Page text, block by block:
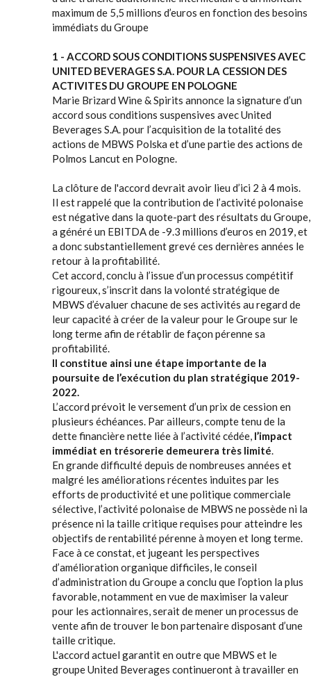
maximum de 5,5 millions d’euros en fonction des besoins
immédiats du Groupe
1 - ACCORD SOUS CONDITIONS SUSPENSIVES AVEC
UNITED BEVERAGES S.A. POUR LA CESSION DES
ACTIVITES DU GROUPE EN POLOGNE
Marie Brizard Wine & Spirits annonce la signature d’un
accord sous conditions suspensives avec United
Beverages S.A. pour l’acquisition de la totalité des
actions de MBWS Polska et d’une partie des actions de
Polmos Lancut en Pologne.
La clôture de l'accord devrait avoir lieu d’ici 2 à 4 mois.
Il est rappelé que la contribution de l’activité polonaise
est négative dans la quote-part des résultats du Groupe,
a généré un EBITDA de -9.3 millions d’euros en 2019, et
a donc substantiellement grevé ces dernières années le
retour à la profitabilité.
Cet accord, conclu à l’issue d’un processus compétitif
rigoureux, s’inscrit dans la volonté stratégique de
MBWS d’évaluer chacune de ses activités au regard de
leur capacité à créer de la valeur pour le Groupe sur le
long terme afin de rétablir de façon pérenne sa
profitabilité.
Il constitue ainsi une étape importante de la
poursuite de l’exécution du plan stratégique 2019-
2022.
L’accord prévoit le versement d’un prix de cession en
plusieurs échéances. Par ailleurs, compte tenu de la
dette financière nette liée à l’activité cédée, l’impact
immédiat en trésorerie demeurera très limité.
En grande difficulté depuis de nombreuses années et
malgré les améliorations récentes induites par les
efforts de productivité et une politique commerciale
sélective, l’activité polonaise de MBWS ne possède ni la
présence ni la taille critique requises pour atteindre les
objectifs de rentabilité pérenne à moyen et long terme.
Face à ce constat, et jugeant les perspectives
d’amélioration organique difficiles, le conseil
d’administration du Groupe a conclu que l’option la plus
favorable, notamment en vue de maximiser la valeur
pour les actionnaires, serait de mener un processus de
vente afin de trouver le bon partenaire disposant d’une
taille critique.
L'accord actuel garantit en outre que MBWS et le
groupe United Beverages continueront à travailler en